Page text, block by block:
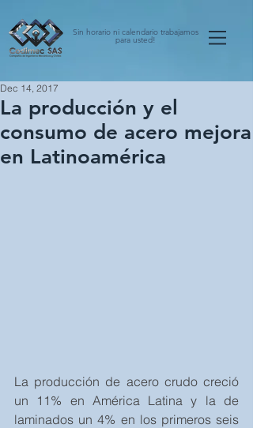
Sin horario ni calendario trabajamos
para usted!
La producción y el
consumo de acero mejora
en Latinoamérica
Dec 14, 2017
La producción de acero crudo creció
un 11% en América Latina y la de
laminados un 4% en los primeros seis